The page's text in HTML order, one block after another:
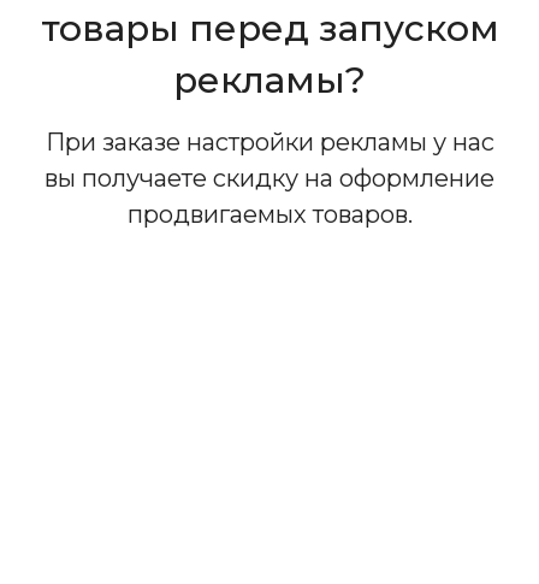
товары перед запуском
рекламы?
При заказе настройки рекламы у нас
вы получаете скидку на оформление
продвигаемых товаров.